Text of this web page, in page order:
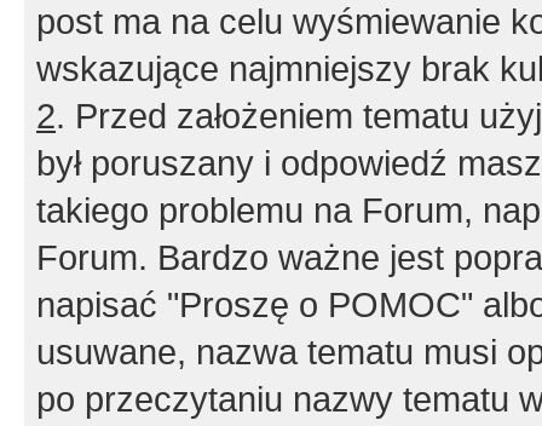
post ma na celu wyśmiewanie
wskazujące najmniejszy brak
2. Przed założeniem tematu
był poruszany i odpowiedź
takiego problemu na Forum,
Forum. Bardzo ważne jest
napisać "Proszę o POMOC"
usuwane, nazwa tematu musi
po przeczytaniu nazwy tematu